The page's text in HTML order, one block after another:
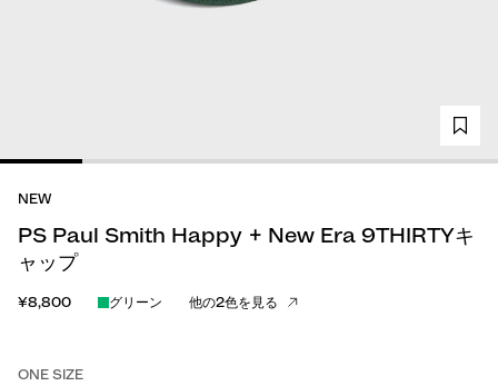
NEW
PS Paul Smith Happy + New Era 9THIRTYキ
ャップ
¥8,800 グリーン 他の2色を見る
ONE SIZE